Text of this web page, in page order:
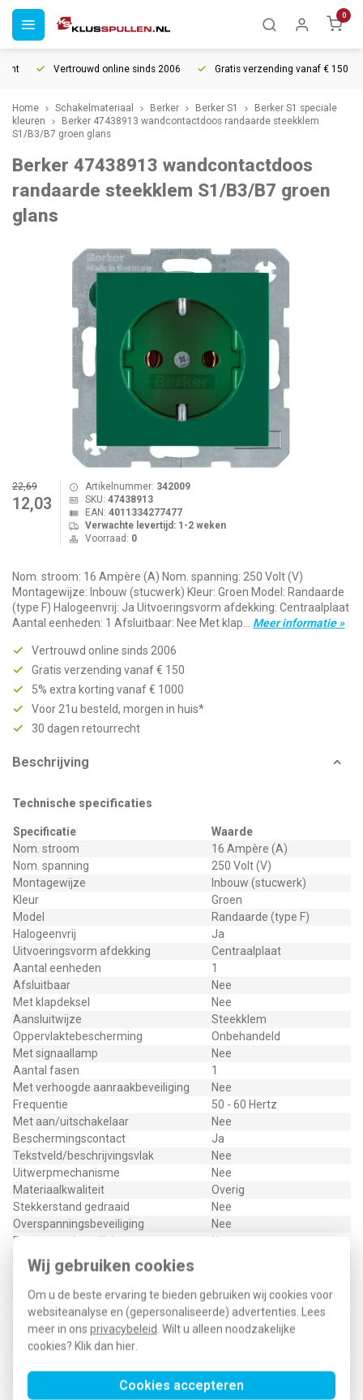
Wij gebruiken cookies
Om u de beste ervaring te bieden gebruiken wij cookies voor
websiteanalyse en (gepersonaliseerde) advertenties. Lees
meer in ons privacybeleid. Wilt u alleen noodzakelijke
cookies? Klik dan hier.
Cookies accepteren
0
Vertrouwd online sinds 2006 Gratis verzending vanaf € 150
Home Schakelmateriaal Berker Berker S1
Berker S1 speciale
kleuren
Berker 47438913 wandcontactdoos randaarde steekklem
S1/B3/B7 groen glans
Berker 47438913 wandcontactdoos
randaarde steekklem S1/B3/B7 groen
glans
22,69
12,03
Artikelnummer: 342009
SKU: 47438913
EAN: 4011334277477
Verwachte levertijd: 1-2 weken
Voorraad: 0
Nom. stroom: 16 Ampère (A) Nom. spanning: 250 Volt (V)
Montagewijze: Inbouw (stucwerk) Kleur: Groen Model: Randaarde
(type F) Halogeenvrij: Ja Uitvoeringsvorm afdekking: Centraalplaat
Aantal eenheden: 1 Afsluitbaar: Nee Met klap... Meer informatie »
Vertrouwd online sinds 2006
Gratis verzending vanaf € 150
5% extra korting vanaf € 1000
Voor 21u besteld, morgen in huis*
30 dagen retourrecht
Beschrijving
Technische specificaties
Specificatie
Waarde
Nom. stroom
16 Ampère (A)
Nom. spanning
250 Volt (V)
Montagewijze
Inbouw (stucwerk)
Kleur
Groen
Model
Randaarde (type F)
Halogeenvrij
Ja
Uitvoeringsvorm afdekking
Centraalplaat
Aantal eenheden
1
Afsluitbaar
Nee
Met klapdeksel
Nee
Aansluitwijze
Steekklem
Oppervlaktebescherming
Onbehandeld
Met signaallamp
Nee
Aantal fasen
1
Met verhoogde aanraakbeveiliging
Nee
Frequentie
50 - 60 Hertz
Met aan/uitschakelaar
Nee
Beschermingscontact
Ja
Tekstveld/beschrijvingsvlak
Nee
Uitwerpmechanisme
Nee
Materiaalkwaliteit
Overig
Stekkerstand gedraaid
Nee
Overspanningsbeveiliging
Nee
Foutstroombeveiliging
Nee
Speciale voeding
Geïsoleerde montage
Materiaal
Kunststof
Bevestigingswijze
Klauw-/schroefbevestiging
Voor "verzwarende omstandigheden"
(conform VDE)
Nee
RAL-nummer (vergelijkbaar)
6029
Slagvastheid
IK02